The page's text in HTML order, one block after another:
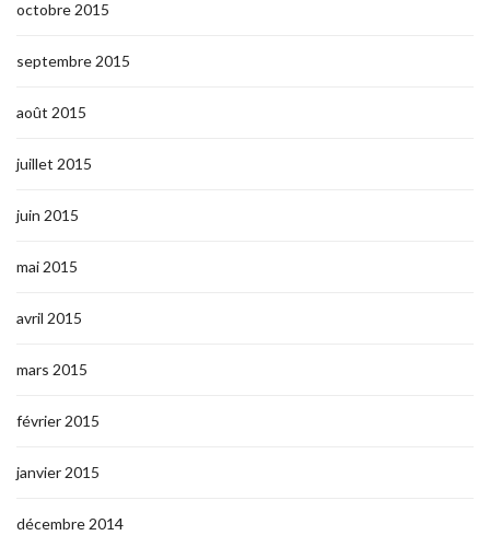
octobre 2015
septembre 2015
août 2015
juillet 2015
juin 2015
mai 2015
avril 2015
mars 2015
février 2015
janvier 2015
décembre 2014